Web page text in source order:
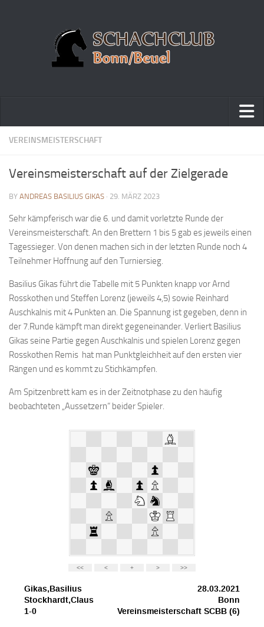
Home
Vereinsmeisterschaft
Vereinspokalturnier
Vereinsschnellschachmeisterschaft
Blitzturnierserie
Schnellturnierserie
Sommerturnier
Bonner Schnellschachturniere
Mannschaften
1. Mannschaft
3. Mannschaft
1.Online Schachturnierserie
Mitglied werden
VEREINSMEISTERSCHAFT
Vereinsmeisterschaft auf der Zielgerade
BY ANDREAS BASILIUS GIKAS · 29. MÄRZ 2023
Sehr kämpferisch war die 6. und damit vorletzte Runde der
Vereinsmeisterschaft. An den Brettern 1 bis 5 gab es jeweils einen
Tagessieger. Von denen machen sich in der letzten Runde noch 4
Teilnehmer Hoffnung auf den Turniersieg.
Basilius Gikas führt die Tabelle mit 5 Punkten knapp vor Arnd
Rosskothen und Steffen Lorenz (jeweils 4,5) sowie Reinhard
Auschkalnis mit 4 Punkten an. Die Spannung ist gegeben, denn in
der 7.Runde kämpft man direkt gegeneinander. Verliert Basilius
Gikas seine Partie gegen Auschkalnis und spielen Lorenz gegen
Rosskothen Remis hat man Punktgleichheit auf den ersten vier
Rängen und es kommt zu Stichkämpfen.
Am Spitzenbrett kam es in der Zeitnotphase zu den häufig
beobachteten „Aussetzern“ beider Spieler.